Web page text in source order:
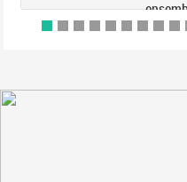
réduit